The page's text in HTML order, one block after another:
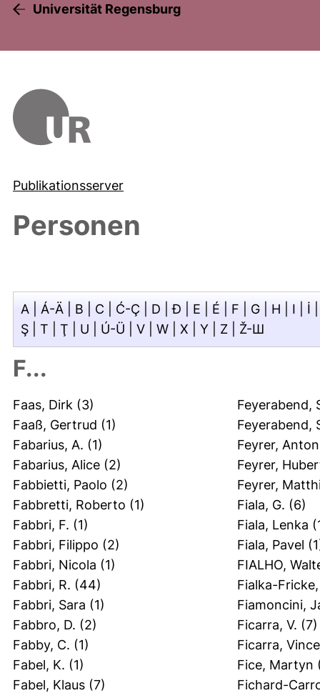
Universität Regensburg
Publikationsserver
Personen
A Á-Ä B C Ć-Ç D |Đ E É F G H I İ
Ş
T Ţ U Ú-Ü V W X Y Z Ž-Ш
F...
Faas, Dirk (3)
Faaß, Gertrud (1)
Fabarius, A. (1)
Fabarius, Alice (2)
Fabbietti, Paolo (2)
Fabbretti, Roberto (1)
Fabbri, F. (1)
Fabbri, Filippo (2)
Fabbri, Nicola (1)
Fabbri, R. (44)
Fabbri, Sara (1)
Fabbro, D. (2)
Fabby, C. (1)
Fabel, K. (1)
Fabel, Klaus (7)
Feyerabend,
Feyerabend,
Feyrer,
Feyrer,
Feyrer,
Fiala, G. (6)
Fiala, Lenka
Fiala, Pavel
FIALHO,
Fialka-
Fiamoncini,
Ficarra, V. (7)
Ficarra,
Fice, Martyn
Fichard-